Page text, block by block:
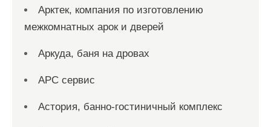
Арктек, компания по изготовлению
межкомнатных арок и дверей
Аркуда, баня на дровах
АРС сервис
Астория, банно-гостиничный комплекс